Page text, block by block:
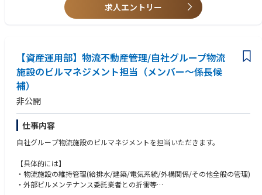
求人エントリー
【資産運用部】物流不動産管理/自社グループ物流
施設のビルマネジメント担当（メンバー～係長候
補）
非公開
仕事内容
自社グループ物流施設のビルマネジメントを担当いただきます。
【具体的には】
・物流施設の維持管理(給排水/建築/電気系統/外構関係/その他全般の管理)
・外部ビルメンテナンス委託業者との折衝等